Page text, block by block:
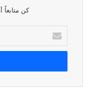
كن
بريدك
الإلكتروني